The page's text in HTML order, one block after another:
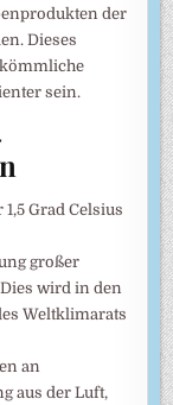
der
Dieses
sein.
Grad Celsius
großer
wird in den
Weltklimarats
an
aus der Luft,